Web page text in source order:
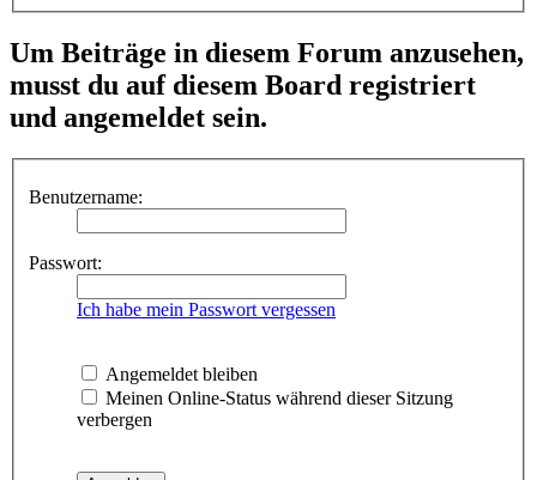
Um Beiträge in diesem Forum anzusehen,
musst du auf diesem Board registriert
und angemeldet sein.
Benutzername:
Passwort:
Ich habe mein Passwort vergessen
Angemeldet bleiben
Meinen Online-Status während dieser Sitzung
verbergen